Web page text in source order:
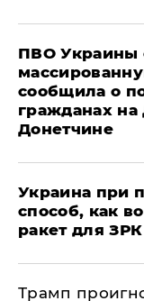
ПВО Украины
сообщила о
гражданах
Донетчине
Украина при
способ, как
ракет для
Трамп